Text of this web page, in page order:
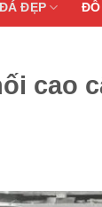
ĐẸP ĐỒ
cao